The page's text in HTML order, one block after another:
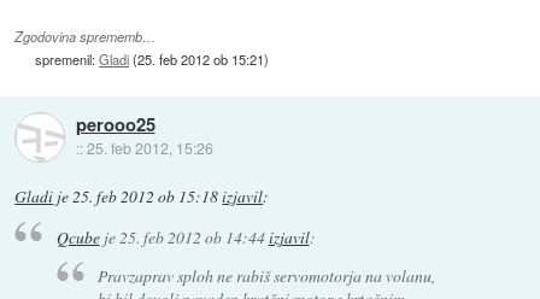
Zgodovina sprememb…
spremenil:Gladi(25. feb 2012 ob 15:21)
perooo25
::25. feb 2012, 15:26
Gladi je25. feb 2012 ob 15:18izjavil:
Qcubeje 25. feb 2012 ob 14:44izjavil:
Pravzaprav sploh ne rabiš servomotorja na volanu,